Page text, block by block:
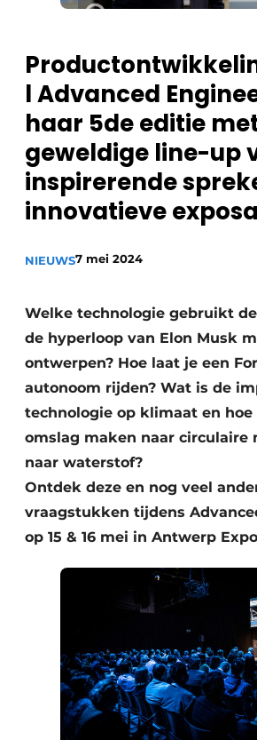
Nieuwsbrief
Privacy / Cookie statement
Vacature aanmelden
Vacatures
Video’s
l Advanced
haar 5de editie
geweldige line-up
inspirerende
innovatieve
NIEUWS7 mei 2024
Welke technologie gebruikt
de hyperloop van Elon Musk
ontwerpen? Hoe laat je een
autonoom rijden? Wat is de
technologie op klimaat en
omslag maken naar circulaire
naar waterstof?
Ontdek deze en nog veel
vraagstukken tijdens
op 15 & 16 mei in Antwerp